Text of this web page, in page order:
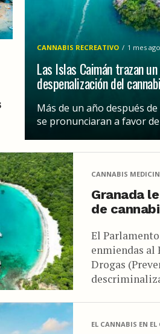
CANNABIS RECREATIVO 1 mes ago
Las Islas Caimán trazan
despenalización del
Más de un año después
se pronunciaran a favor
CANNABIS
Granada
de
El
enmiendas al
Drogas
EL CANNABIS EN EL